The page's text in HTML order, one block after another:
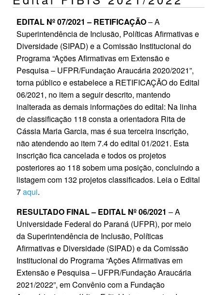
EDITAL Nº 07/2021 – RETIFICAÇÃO
Superintendência de Inclusão, Políticas Afirmativas e
Diversidade (SIPAD) e a Comissão Institucional do
Programa “Ações Afirmativas em Extensão e
Pesquisa – UFPR/Fundação Araucária 2020/2021”,
torna público e estabelece a RETIFICAÇÃO do Edital
06/2021, no item a seguir descrito, mantendo
inalterada as demais informações do edital: Na linha
de classificação 118 consta a orientadora Rita de
Cássia Maria Garcia, mas é sua terceira inscrição,
não atendendo ao item 7.4 do edital 01/2021. Esta
inscrição fica cancelada e todos os projetos
posteriores ao 118 sobem uma posição, concluindo a
listagem com 132 projetos classificados. Leia o Edital
7aqui.
RESULTADO FINAL – EDITAL Nº 06/2021 – A
Universidade Federal do Paraná (UFPR), por meio
da Superintendência de Inclusão, Políticas
Afirmativas e Diversidade (SIPAD) e da Comissão
Institucional do Programa “Ações Afirmativas em
Extensão e Pesquisa – UFPR/Fundação Araucária
2021/2022”, em Convênio com a Fundação